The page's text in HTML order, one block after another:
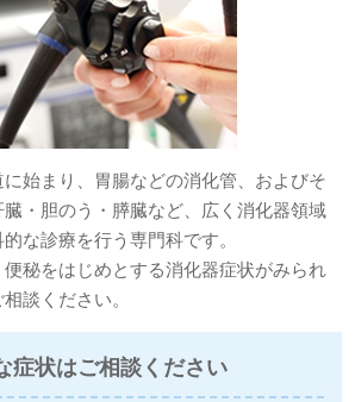
始まり、胃腸などの消化管、およびそ
・胆のう・膵臓など、広く消化器領域
な診療を行う専門科です。
秘をはじめとする消化器症状がみられ
談ください。
症状はご相談ください